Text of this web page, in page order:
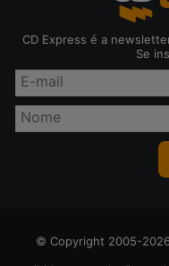
CD Express é a
Se
© Copyright 2005-